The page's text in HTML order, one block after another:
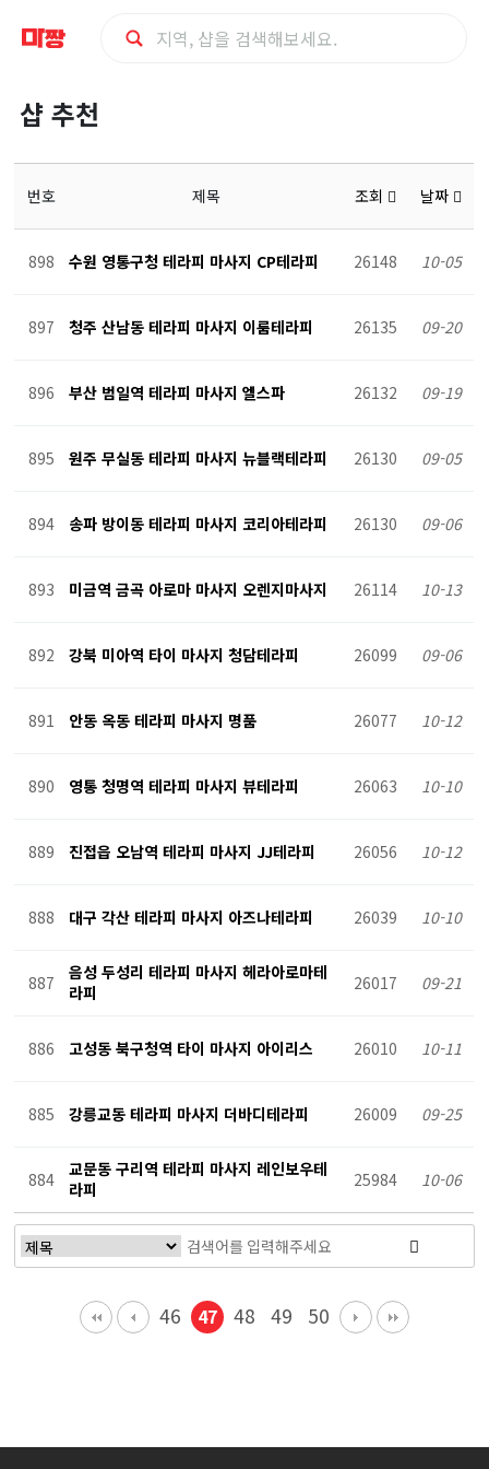
마
사
지
샵
추
샵 추천
번호 제목 조회 날짜
898 수원 영통구청 테라피 마사지 CP테라피 26148 10-05
897 청주 산남동 테라피 마사지 이룸테라피 26135 09-20
896 부산 범일역 테라피 마사지 엘스파 26132 09-19
895 원주 무실동 테라피 마사지 뉴블랙테라피 26130 09-05
894 송파 방이동 테라피 마사지 코리아테라피 26130 09-06
893 미금역 금곡 아로마 마사지 오렌지마사지 26114 10-13
892 강북 미아역 타이 마사지 청담테라피 26099 09-06
891 안동 옥동 테라피 마사지 명품 26077 10-12
890 영통 청명역 테라피 마사지 뷰테라피 26063 10-10
889 진접읍 오남역 테라피 마사지 JJ테라피 26056 10-12
888 대구 각산 테라피 마사지 아즈나테라피 26039 10-10
887
음성 두성리 테라피 마사지 헤라아로마테
라피
26017 09-21
886 고성동 북구청역 타이 마사지 아이리스 26010 10-11
885 강릉교동 테라피 마사지 더바디테라피 26009 09-25
884
교문동 구리역 테라피 마사지 레인보우테
라피
25984 10-06
46 47 48 49 50